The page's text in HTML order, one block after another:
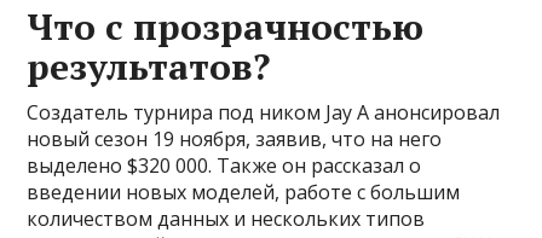
Что с прозрачностью
результатов?
Создатель турнира под ником Jay A анонсировал
новый сезон 19 ноября, заявив, что на него
выделено $320 000. Также он рассказал о
введении новых моделей, работе с большим
количеством данных и нескольких типов